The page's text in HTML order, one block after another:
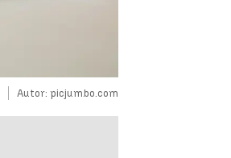
Autor: picjumbo.com